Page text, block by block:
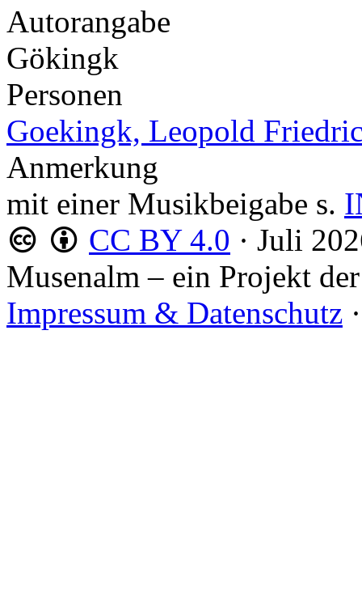
Autorangabe
Gökingk
Personen
Goekingk, Leopold
Anmerkung
mit einer Musikbeigabe s.
CC BY 4.0 · Juli
Musenalm – ein Projekt der
Impressum & Datenschutz ·